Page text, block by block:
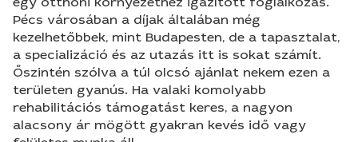
Pécs városában a díjak általában még
kezelhetőbbek, mint Budapesten, de a tapasztalat,
a specializáció és az utazás itt is sokat számít.
Őszintén szólva a túl olcsó ajánlat nekem ezen a
területen gyanús. Ha valaki komolyabb
rehabilitációs támogatást keres, a nagyon
alacsony ár mögött gyakran kevés idő vagy